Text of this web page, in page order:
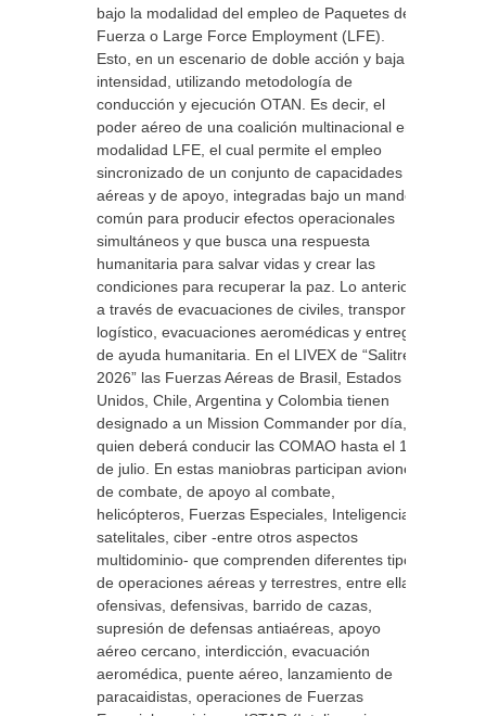
bajo la modalidad del empleo de Paquetes de
Fuerza o Large Force Employment (LFE).
Esto, en un escenario de doble acción y baja
intensidad, utilizando metodología de
conducción y ejecución OTAN. Es decir, el
poder aéreo de una coalición multinacional en
modalidad LFE, el cual permite el empleo
sincronizado de un conjunto de capacidades
aéreas y de apoyo, integradas bajo un mando
común para producir efectos operacionales
simultáneos y que busca una respuesta
humanitaria para salvar vidas y crear las
condiciones para recuperar la paz. Lo anterior
a través de evacuaciones de civiles, transporte
logístico, evacuaciones aeromédicas y entrega
de ayuda humanitaria. En el LIVEX de “Salitre
2026” las Fuerzas Aéreas de Brasil, Estados
Unidos, Chile, Argentina y Colombia tienen
designado a un Mission Commander por día,
quien deberá conducir las COMAO hasta el 10
de julio. En estas maniobras participan aviones
de combate, de apoyo al combate,
helicópteros, Fuerzas Especiales, Inteligencia,
satelitales, ciber -entre otros aspectos
multidominio- que comprenden diferentes tipos
de operaciones aéreas y terrestres, entre ellas,
ofensivas, defensivas, barrido de cazas,
supresión de defensas antiaéreas, apoyo
aéreo cercano, interdicción, evacuación
aeromédica, puente aéreo, lanzamiento de
paracaidistas, operaciones de Fuerzas